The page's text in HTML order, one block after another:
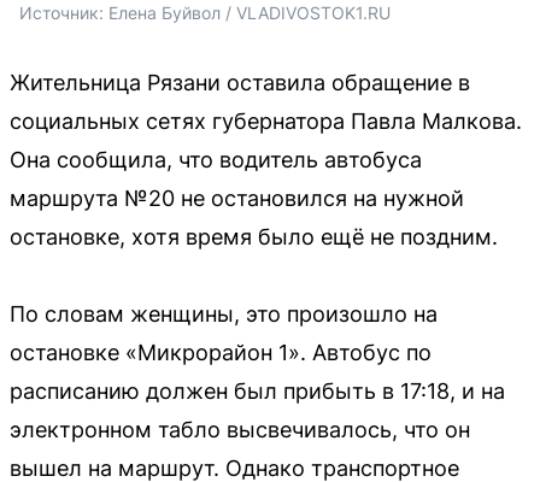
Источник: Елена Буйвол / VLADIVOSTOK1.RU
Жительница Рязани оставила обращение в
социальных сетях губернатора Павла Малкова.
Она сообщила, что водитель автобуса
маршрута №20 не остановился на нужной
остановке, хотя время было ещё не поздним.
По словам женщины, это произошло на
остановке «Микрорайон 1». Автобус по
расписанию должен был прибыть в 17:18, и на
электронном табло высвечивалось, что он
вышел на маршрут. Однако транспортное